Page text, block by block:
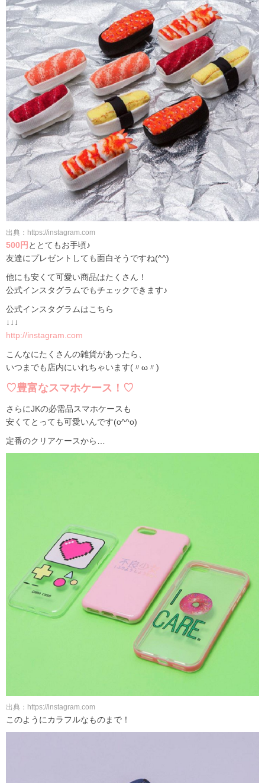
出典：https://instagram.com
500円 ととてもお手頃♪
友達にプレゼントしても面白そうですね(^^)
他にも安くて可愛い商品はたくさん！
公式インスタグラムでもチェックできます♪
公式インスタグラムはこちら
↓↓↓
http://instagram.com
こんなにたくさんの雑貨があったら、
いつまでも店内にいれちゃいます(〃ω〃)
♡豊富なスマホケース！♡
さらにJKの必需品スマホケースも
安くてとっても可愛いんです(o^^o)
定番のクリアケースから…
出典：https://instagram.com
このようにカラフルなものまで！